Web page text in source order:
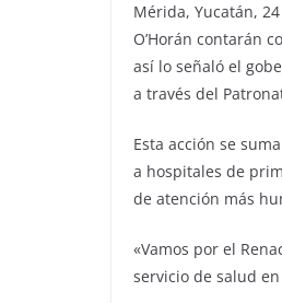
Mérida, Yucatán,
O’Horán contarán
así lo señaló el
a través del
Esta acción se
a hospitales de
de atención más
«Vamos por el
servicio de salud